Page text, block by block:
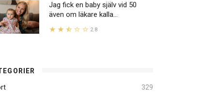
Jag fick en baby själv vid 50
även om läkare kalla...
2.8
329